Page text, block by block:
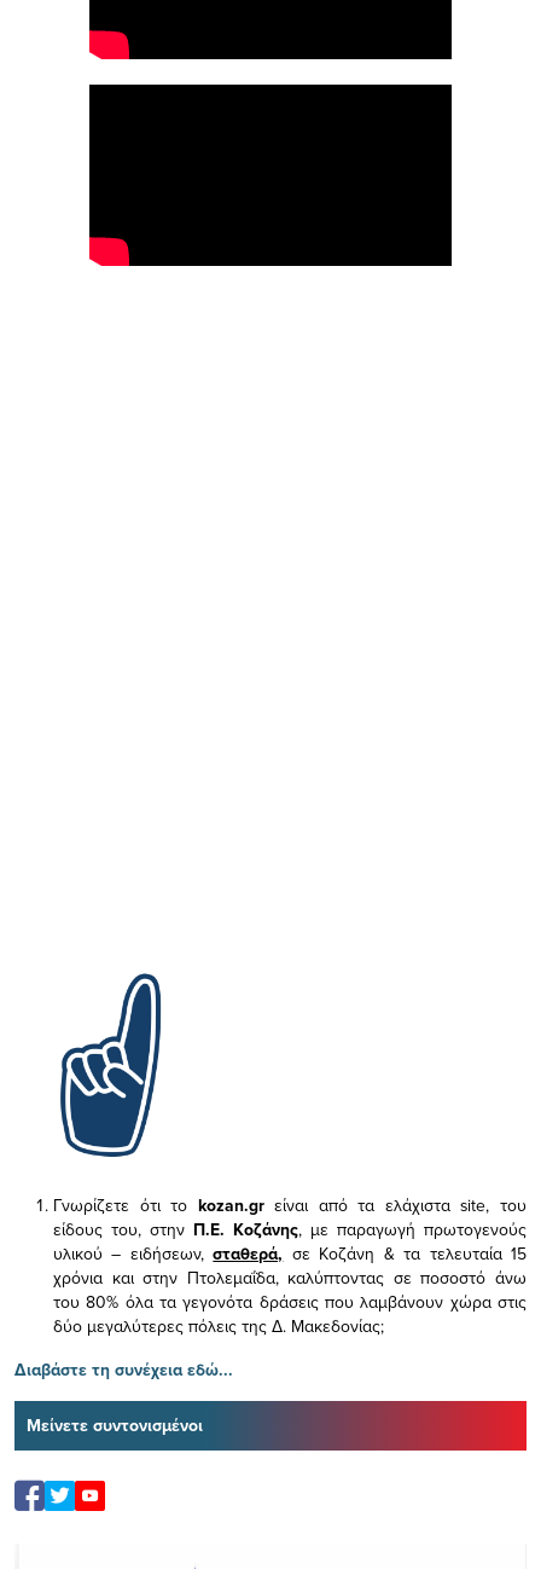
Γνωρίζετε ότι το kozan.gr είναι από τα ελάχισταsite, του
είδους του, στην Π.Ε. Κοζάνης, με παραγωγή πρωτογενούς
υλικού – ειδήσεων,σταθερά, σε Κοζάνη & τα τελευταία 15
χρόνια και στην Πτολεμαΐδα, καλύπτοντας σε ποσοστό άνω
του 80% όλα τα γεγονότα δράσεις που λαμβάνουν χώρα στις
δύο μεγαλύτερες πόλεις της Δ. Μακεδονίας;
Διαβάστε τη συνέχεια εδώ...
Μείνετε συντονισμένοι